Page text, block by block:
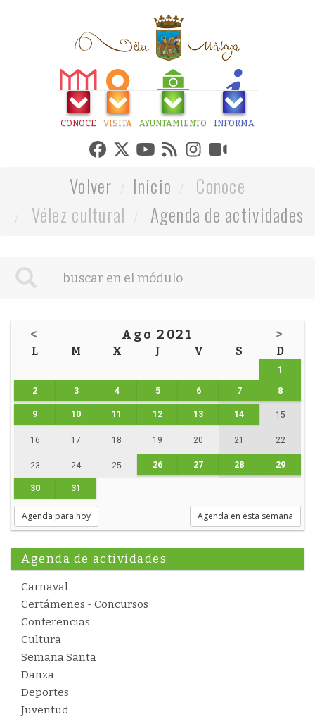
CONOCE VISITA AYUNTAMIENTO INFORMA
Volver Inicio
Conoce
Vélez cultural
Agenda de actividades
< Ago 2021 >
L M X J V S D
1
2 3 4 5 6 7 8
9 10 11 12 13 14 15
16 17 18 19 20 21 22
23 24 25 26 27 28 29
30 31
Agenda para hoy Agenda en esta semana
Agenda de actividades
Carnaval
Certámenes - Concursos
Conferencias
Cultura
Semana Santa
Danza
Deportes
Juventud